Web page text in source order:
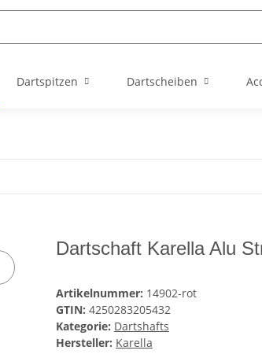
Dartspitzen Dartscheiben
Dartschaft Karella Alu
Artikelnummer: 14902-rot
GTIN: 4250283205432
Kategorie: Dartshafts
Hersteller: Karella